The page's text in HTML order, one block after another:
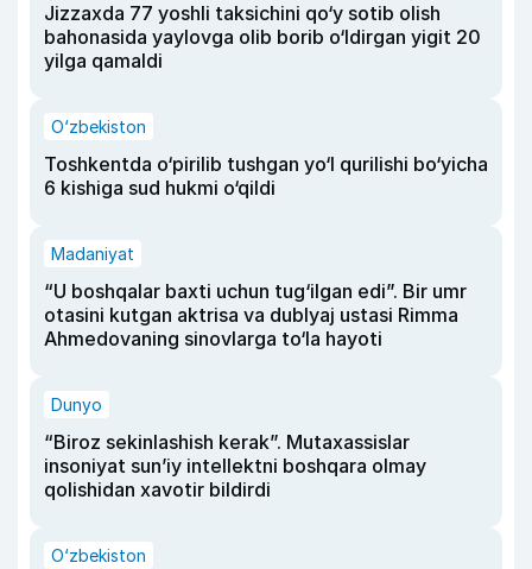
Jizzaxda 77 yoshli taksichini qo‘y sotib olish
bahonasida yaylovga olib borib o‘ldirgan yigit 20
yilga qamaldi
O‘zbekiston
Toshkentda o‘pirilib tushgan yo‘l qurilishi bo‘yicha
6 kishiga sud hukmi o‘qildi
Madaniyat
“U boshqalar baxti uchun tug‘ilgan edi”. Bir umr
otasini kutgan aktrisa va dublyaj ustasi Rimma
Ahmedovaning sinovlarga to‘la hayoti
Dunyo
“Biroz sekinlashish kerak”. Mutaxassislar
insoniyat sun’iy intellektni boshqara olmay
qolishidan xavotir bildirdi
O‘zbekiston